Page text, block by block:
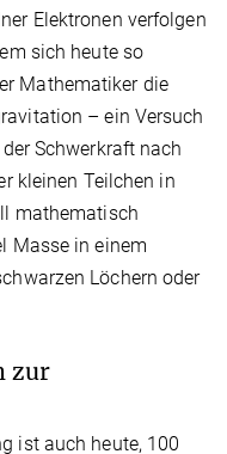
Elektronen verfolgen
sich heute so
Mathematiker die
– ein Versuch
Schwerkraft nach
kleinen Teilchen in
mathematisch
Masse in einem
Löchern oder
zur
ist auch heute, 100